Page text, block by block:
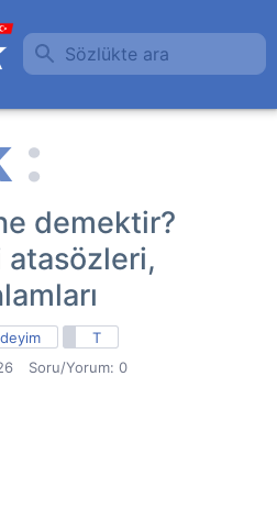
Sözlükte ara
demektir?
deyim
T
Soru/Yorum: 0